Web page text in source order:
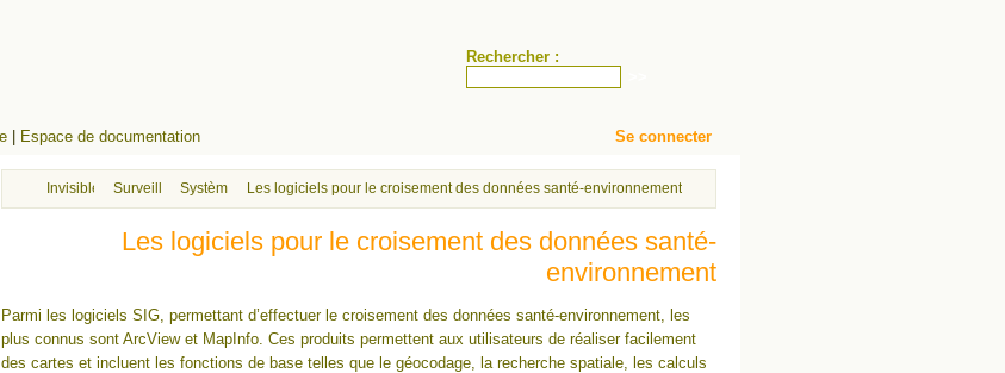
Rechercher :
Espace de documentation Se connecter
Invisibles Surveillance sanitaire et évaluation de l’exposition en santé environnementale
Systèmes d’information et croisement des données
Les logiciels pour le croisement des données santé-environnement
Les logiciels pour le croisement des données santé-
environnement
Parmi les logiciels SIG, permettant d’effectuer le croisement des données santé-environnement, les
plus connus sont ArcView et MapInfo. Ces produits permettent aux utilisateurs de réaliser facilement
des cartes et incluent les fonctions de base telles que le géocodage, la recherche spatiale, les calculs